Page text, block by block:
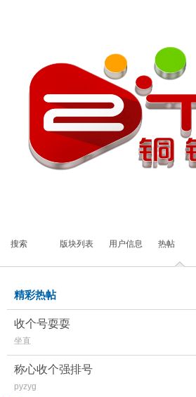
搜索 版块列表 用户信息 热帖
精彩热帖
收个号耍耍
坐直
称心收个强排号
pyzyg